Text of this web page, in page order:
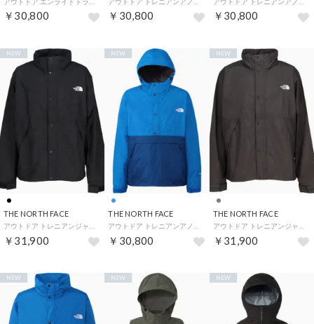
￥30,800 ￥30,800 ￥30,800
THE NORTH FACE
￥31,900
NEW
THE NORTH FACE
￥30,800
NEW
THE NORTH FACE
￥31,900
NEW
NEW NEW NEW